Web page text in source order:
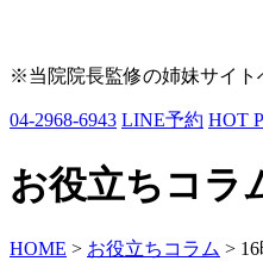
※当院院長監修の姉妹サイト
04-2968-6943 LINE予約 HOT
お役立ちコラ
HOME > お役立ちコラム >